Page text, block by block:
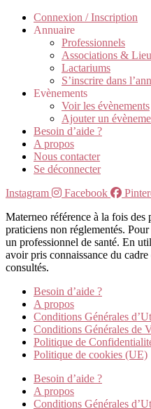
Connexion / Inscription
Annuaire
Professionnels
Associations &
Lactariums
S’inscrire dans
Evènements
Voir les évènements
Ajouter un
Besoin d’aide ?
A propos
Nous contacter
Se déconnecter
Instagram
Facebook
Materneo référence à la fois des
praticiens non réglementés.
un professionnel de santé. En
avoir pris connaissance du
consultés.
Besoin d’aide ?
A propos
Conditions Générales
Conditions Générales de
Politique de
Politique de cookies (UE)
Besoin d’aide ?
A propos
Conditions Générales